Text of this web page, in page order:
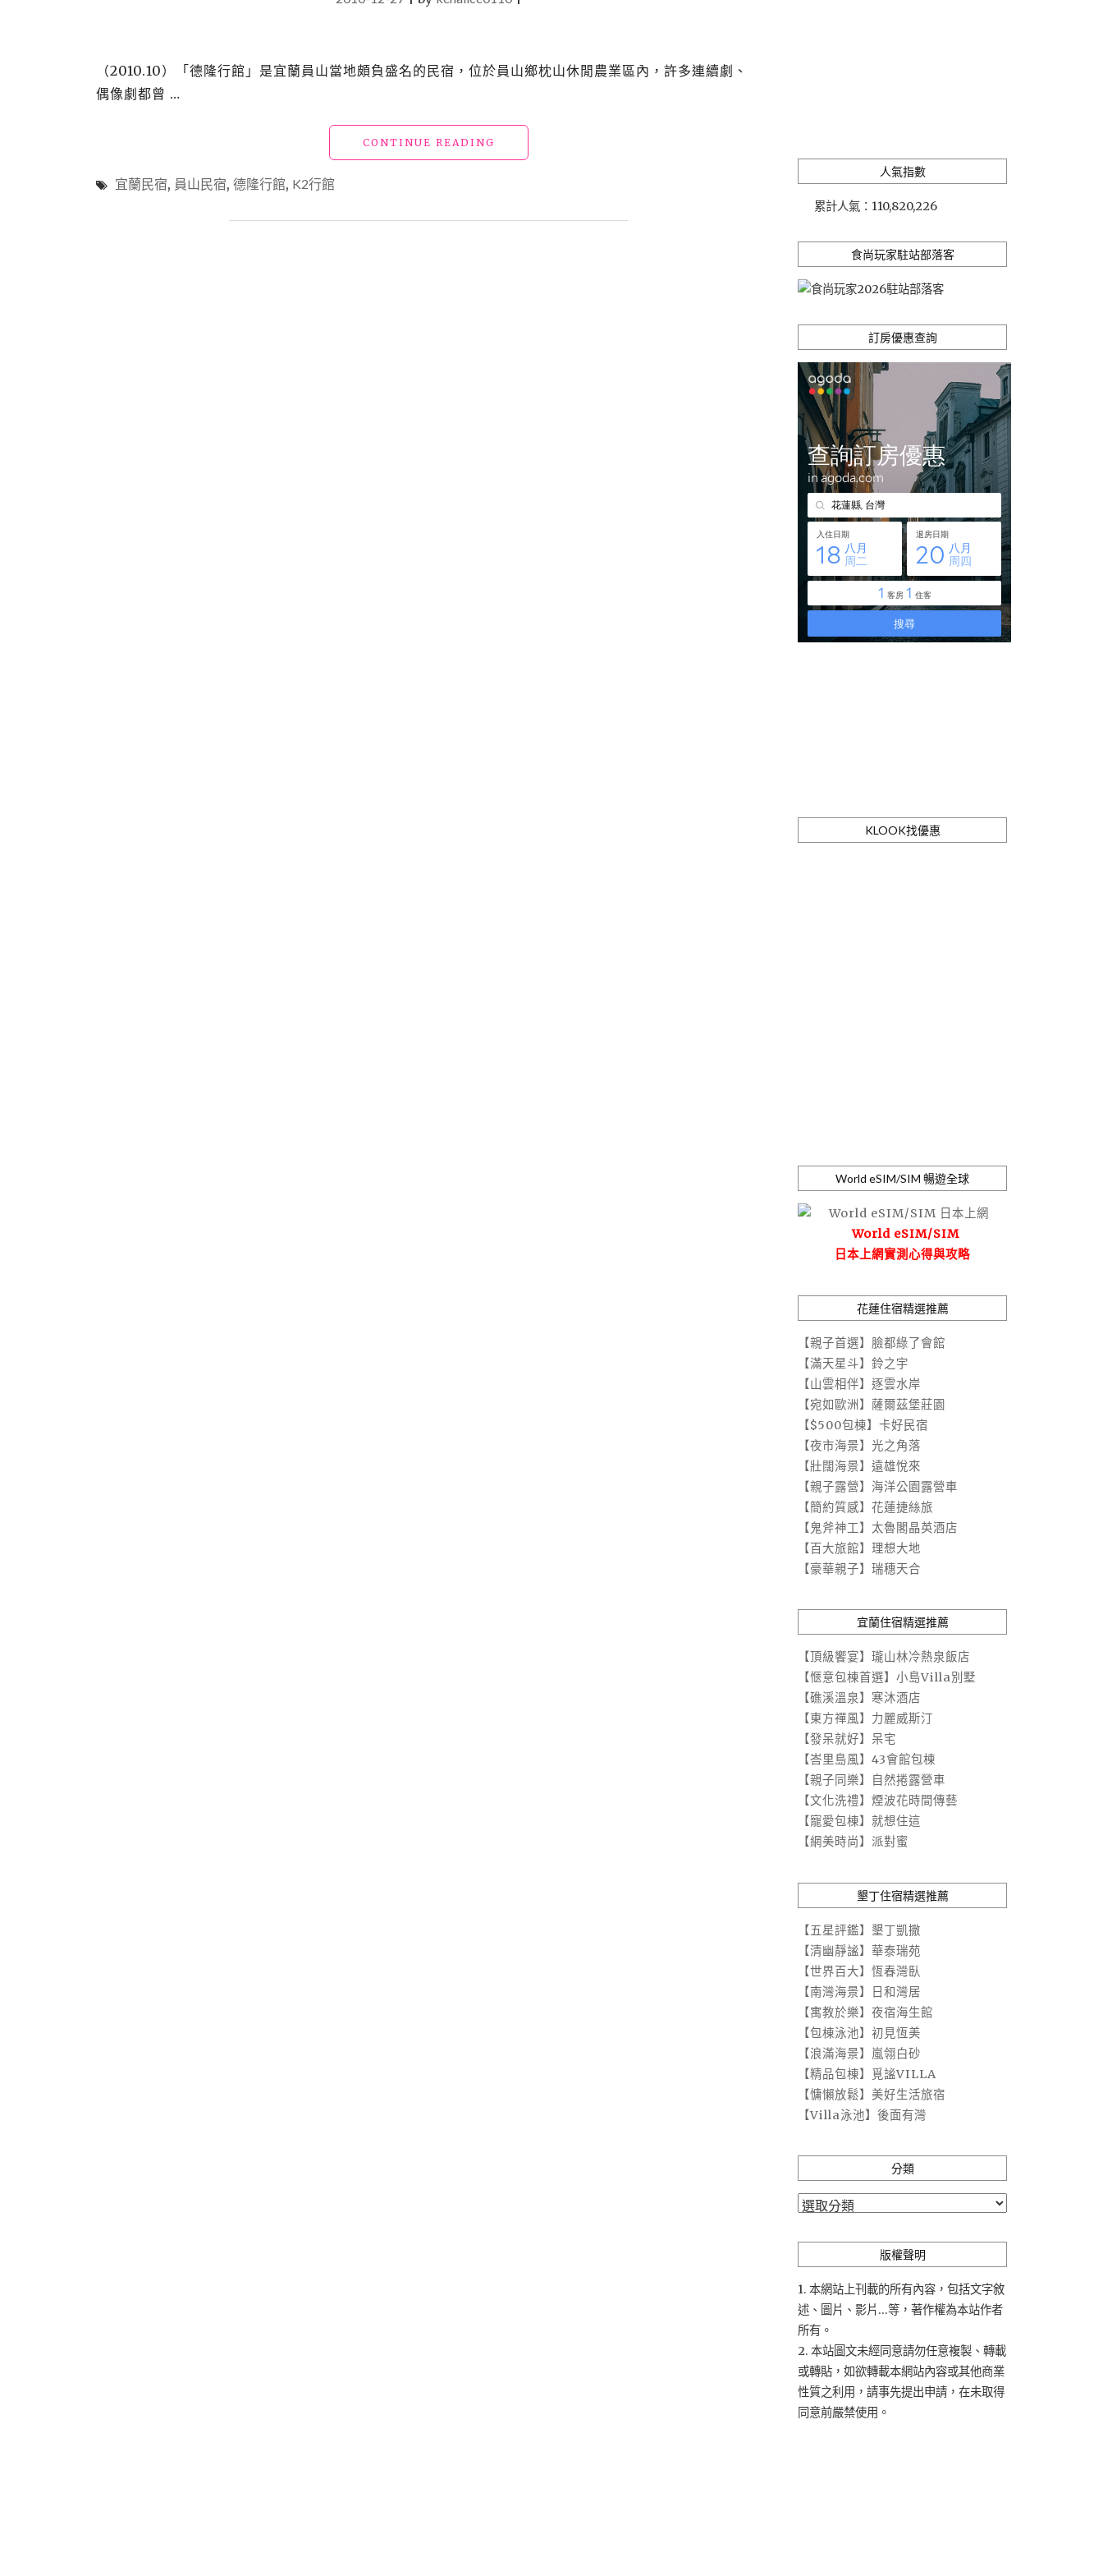
（2010.10）「德隆行館」是宜蘭員山當地頗負盛名的民宿，位於員山鄉枕山休閒農業區內，許多連續劇、
偶像劇都曾 …
CONTINUE READING
宜
宜蘭民宿, 員山民宿, 德隆行館, K2行館
人氣指數
累計人氣： 110,820,226
食尚玩家駐站部落客
訂房優惠查詢
KLOOK找優惠
World eSIM/SIM 暢遊全球
World eSIM/SIM
日本上網實測心得與攻略
花蓮住宿精選推薦
【親子首選】臉都綠了會館
【滿天星斗】鈴之宇
【山雲相伴】逐雲水岸
【宛如歐洲】薩爾茲堡莊園
【$500包棟】卡好民宿
【夜市海景】光之角落
【壯闊海景】遠雄悅來
【親子露營】海洋公園露營車
【簡約質感】花蓮捷絲旅
【鬼斧神工】太魯閣晶英酒店
【百大旅館】理想大地
【豪華親子】瑞穗天合
宜蘭住宿精選推薦
【頂級饗宴】瓏山林冷熱泉飯店
【愜意包棟首選】小島Villa別墅
【礁溪溫泉】寒沐酒店
【東方禪風】力麗威斯汀
【發呆就好】呆宅
【峇里島風】43會館包棟
【親子同樂】自然捲露營車
【文化洗禮】煙波花時間傳藝
【寵愛包棟】就想住這
【網美時尚】派對蜜
墾丁住宿精選推薦
【五星評鑑】墾丁凱撒
【清幽靜謐】華泰瑞苑
【世界百大】恆春灣臥
【南灣海景】日和灣居
【寓教於樂】夜宿海生館
【包棟泳池】初見恆美
【浪滿海景】嵐翎白砂
【精品包棟】覓謐VILLA
【慵懶放鬆】美好生活旅宿
【Villa泳池】後面有灣
分類
分
版權聲明
1. 本網站上刊載的所有內容，包括文字敘
述、圖片、影片...等，著作權為本站作者
所有。
2. 本站圖文未經同意請勿任意複製、轉載
或轉貼，如欲轉載本網站內容或其他商業
性質之利用，請事先提出申請，在未取得
同意前嚴禁使用。